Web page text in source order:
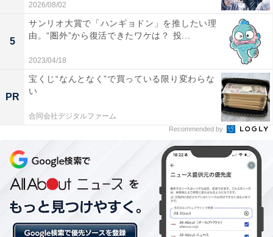
温人がようやく家路につくと、ポケットに入れたままに
なっていた盗聴器発見器が音を立てました。以前、東堂
が盗聴器を調べた時には何もなかったはず。さらに、ゲ
ームアプリ内での犯人のアカウント名に東堂の結婚記念
日「1212」が使用されており、東堂の結婚式の集合写真
には鈴間の姿が。東堂と妻、鈴間はどんな関係なのでし
ょうか。温人は東堂に「犯人はお前なのか？」と問いま
す。すると東堂は無表情に「俺が誘拐した」と答えるの
でした。
2026/08/02
5
サンリオ大賞で「ハンギョドン」を推したい理
由。“圏外”から復活できたワケは？ 投...
2023/04/18
PR
宝くじ“なんとなく”で買っている限り変わらな
い
合同会社デジタルファーム
Recommended by